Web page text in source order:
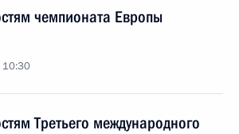
чемпионата Европы
10:30
Третьего международного